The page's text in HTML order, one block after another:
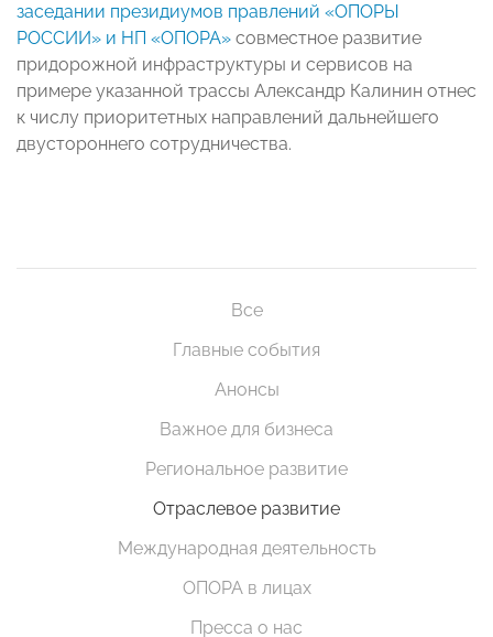
заседании президиумов правлений «ОПОРЫ
РОССИИ» и НП «ОПОРА» совместное развитие
придорожной инфраструктуры и сервисов на
примере указанной трассы Александр Калинин отнес
к числу приоритетных направлений дальнейшего
двустороннего сотрудничества.
Все
Главные события
Анонсы
Важное для бизнеса
Региональное развитие
Отраслевое развитие
Международная деятельность
ОПОРА в лицах
Пресса о нас